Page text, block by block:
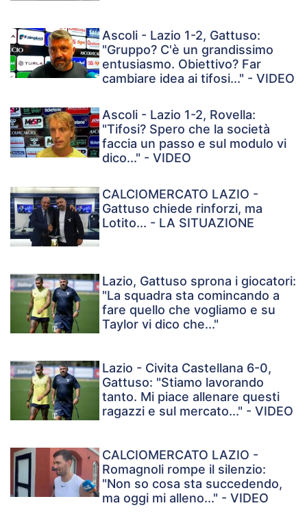
Ascoli - Lazio 1-2, Gattuso:
"Gruppo? C'è un grandissimo
entusiasmo. Obiettivo? Far
cambiare idea ai tifosi..." - VIDEO
Ascoli - Lazio 1-2, Rovella:
"Tifosi? Spero che la società
faccia un passo e sul modulo vi
dico..." - VIDEO
CALCIOMERCATO LAZIO -
Gattuso chiede rinforzi, ma
Lotito... - LA SITUAZIONE
Lazio, Gattuso sprona i giocatori:
"La squadra sta comincando a
fare quello che vogliamo e su
Taylor vi dico che..."
Lazio - Civita Castellana 6-0,
Gattuso: "Stiamo lavorando
tanto. Mi piace allenare questi
ragazzi e sul mercato..." - VIDEO
CALCIOMERCATO LAZIO -
Romagnoli rompe il silenzio:
"Non so cosa sta succedendo,
ma oggi mi alleno..." - VIDEO